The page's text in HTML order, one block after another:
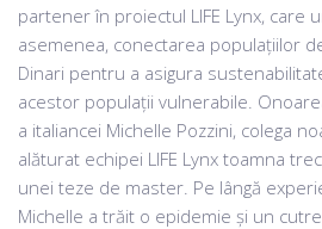
partener în proiectul LIFE Lynx, care
asemenea, conectarea populațiilor
Dinari pentru a asigura
acestor populații vulnerabile.
a italiancei Michelle Pozzini, colega
alăturat echipei LIFE Lynx toamna
unei teze de master. Pe lângă
Michelle a trăit o epidemie și un